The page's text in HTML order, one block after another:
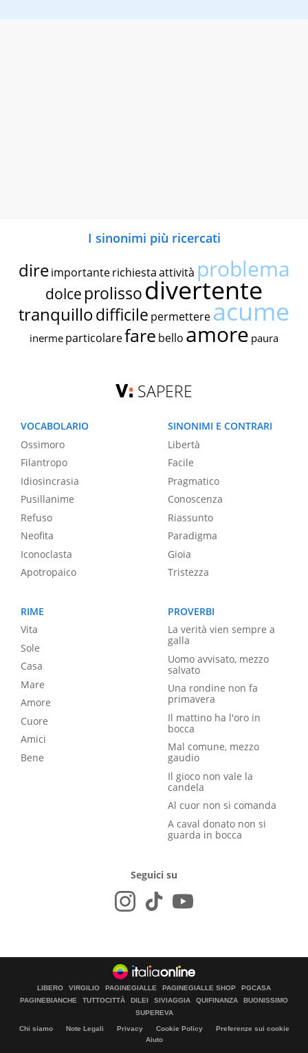
I sinonimi più ricercati
dire importante richiestaattività problema
dolce prolissodivertente
tranquillodifficile permettereacume
inerme particolarefare bello amore paura
SAPERE
VOCABOLARIO
Ossimoro
Filantropo
Idiosincrasia
Pusillanime
Refuso
Neofita
Iconoclasta
Apotropaico
SINONIMI E CONTRARI
Libertà
Facile
Pragmatico
Conoscenza
Riassunto
Paradigma
Gioia
Tristezza
RIME
Vita
Sole
Casa
Mare
Amore
Cuore
Amici
Bene
PROVERBI
La verità vien sempre a
galla
Uomo avvisato, mezzo
salvato
Una rondine non fa
primavera
Il mattino ha l'oro in
bocca
Mal comune, mezzo
gaudio
Il gioco non vale la
candela
Al cuor non si comanda
A caval donato non si
guarda in bocca
Seguici su
LIBERO VIRGILIO PAGINEGIALLE PAGINEGIALLE SHOP
PGCASA
PAGINEBIANCHE
TUTTOCITTÀ DILEI SIVIAGGIA QUIFINANZA
BUONISSIMO
SUPEREVA
Chi siamo Note Legali Privacy Cookie Policy
Preferenze sui cookie
Aiuto